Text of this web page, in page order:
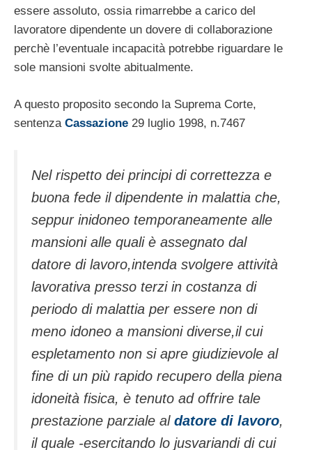
essere assoluto, ossia rimarrebbe a carico del
lavoratore dipendente un dovere di collaborazione
perchè l’eventuale incapacità potrebbe riguardare le
sole mansioni svolte abitualmente.
A questo proposito secondo la Suprema Corte,
sentenza Cassazione 29 luglio 1998, n.7467
Nel rispetto dei principi di correttezza e
buona fede il dipendente in malattia che,
seppur inidoneo temporaneamente alle
mansioni alle quali è assegnato dal
datore di lavoro,intenda svolgere attività
lavorativa presso terzi in costanza di
periodo di malattia per essere non di
meno idoneo a mansioni diverse,il cui
espletamento non si apre giudizievole al
fine di un più rapido recupero della piena
idoneità fisica, è tenuto ad offrire tale
prestazione parziale al datore di lavoro,
il quale -esercitando lo jusvariandi di cui